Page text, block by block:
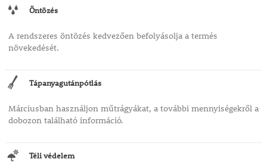
Öntözés
A rendszeres öntözés kedvezően befolyásolja a termés
növekedését.
Tápanyagutánpótlás
Márciusban használjon műtrágyákat, a további mennyiségekről a
dobozon található információ.
Téli védelem